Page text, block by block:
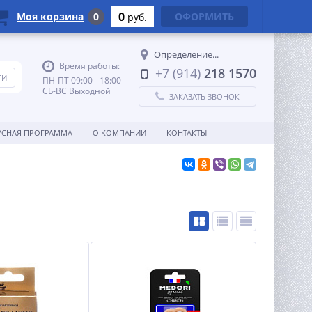
Время работы:
ПН-ПТ 09:00 - 18:00
СБ-ВС Выходной
Определение...
+7 (914) 218 1570
ЗАКАЗАТЬ ЗВОНОК
ПРОГРАММА О КОМПАНИИ КОНТАКТЫ
Моя корзина 0 0 руб. ОФОРМИТЬ